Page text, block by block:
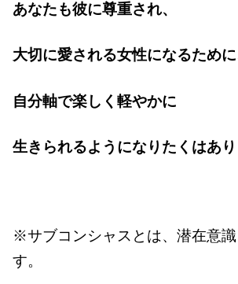
あなたも彼に尊重され、
大切に愛される女性になるために
自分軸で楽しく軽やかに
生きられるようになりたくはあ
※サブコンシャスとは、潜在意
す。